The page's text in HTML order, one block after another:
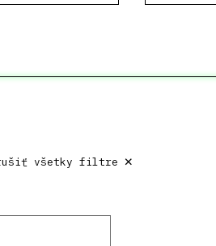
všetky filtre ×